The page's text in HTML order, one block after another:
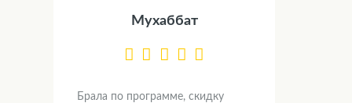
Мухаббат
Брала по программе, скидку